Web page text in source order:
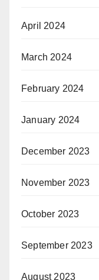
April 2024
March 2024
February 2024
January 2024
December 2023
November 2023
October 2023
September 2023
August 2023